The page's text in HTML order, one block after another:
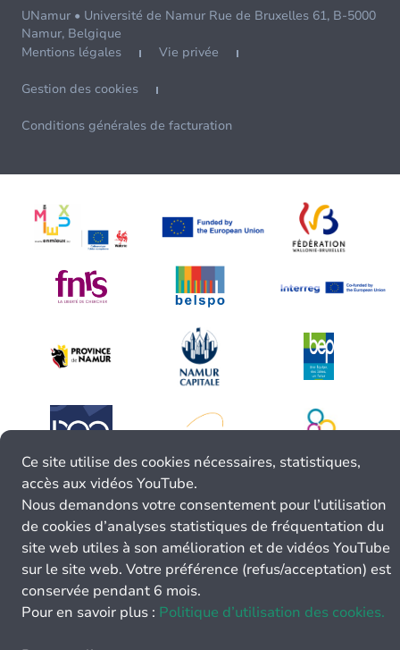
UNamur • Université de Namur Rue de Bruxelles 61, B-5000
Namur, Belgique
Mentions légales
Vie privée
Gestion des cookies
Conditions générales de facturation
Ce site utilise des cookies nécessaires, statistiques,
accès aux vidéos YouTube.
Nous demandons votre consentement pour l’utilisation
de cookies d’analyses statistiques de fréquentation du
site web utiles à son amélioration et de vidéos YouTube
sur le site web. Votre préférence (refus/acceptation) est
conservée pendant 6 mois.
Pour en savoir plus : Politique d’utilisation des cookies.